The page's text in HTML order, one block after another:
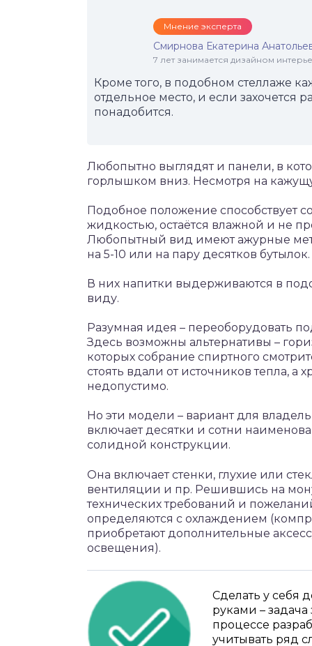
Мнение эксперта
Смирнова Екатерина
7 лет занимается дизайном
Кроме того, в подобном стеллаже
отдельное место, и если захочется
понадобится.
Любопытно выглядят и панели, в
горлышком вниз. Несмотря на
Подобное положение способствует
жидкостью, остаётся влажной и не
Любопытный вид имеют ажурные
на 5-10 или на пару десятков бутылок.
В них напитки выдерживаются в
виду.
Разумная идея – переоборудовать
Здесь возможны альтернативы –
которых собрание спиртного
стоять вдали от источников тепла, а
недопустимо.
Но эти модели – вариант для
включает десятки и сотни
солидной конструкции.
Она включает стенки, глухие или
вентиляции и пр. Решившись на
технических требований и
определяются с охлаждением
приобретают дополнительные
освещения).
Сделать у
руками –
процессе
учитывать ряд